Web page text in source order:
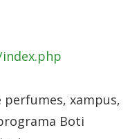
perfumes, xampus,
Boti